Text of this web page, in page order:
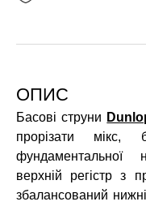
ОПИС
Басові струни
прорізати мікс,
фундаментальної
верхній регістр з
збалансований